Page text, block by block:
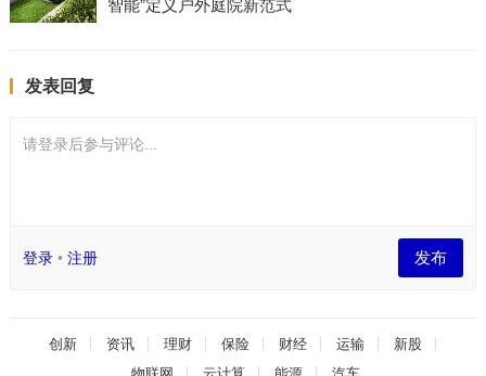
智能”定义户外庭院新范式
发表回复
请登录后参与评论...
登录• 注册 发布
创新 资讯 理财 保险 财经 运输
新股